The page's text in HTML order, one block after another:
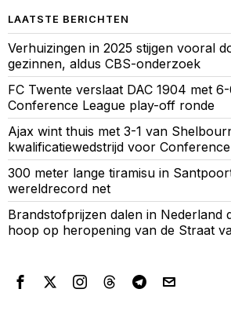
LAATSTE BERICHTEN
Verhuizingen in 2025 stijgen vooral
gezinnen, aldus CBS-onderzoek
FC Twente verslaat DAC 1904 met
Conference League play-off ronde
Ajax wint thuis met 3-1 van
kwalificatiewedstrijd voor
300 meter lange tiramisu in
wereldrecord net
Brandstofprijzen dalen in Nederland
hoop op heropening van de Straat